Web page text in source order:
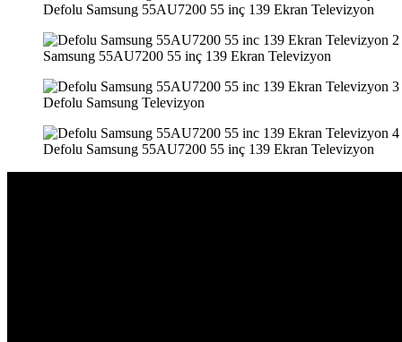
Defolu Samsung 55AU7200 55 inç 139 Ekran Televizyon
Samsung 55AU7200 55 inç 139 Ekran Televizyon
Defolu Samsung Televizyon
Defolu Samsung 55AU7200 55 inç 139 Ekran Televizyon